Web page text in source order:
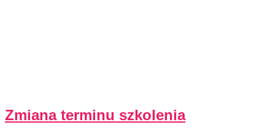
Zmiana terminu szkolenia